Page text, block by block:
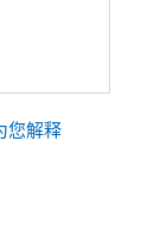
您解释